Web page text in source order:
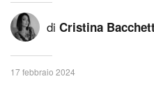
di Cristina
17 febbraio 2024